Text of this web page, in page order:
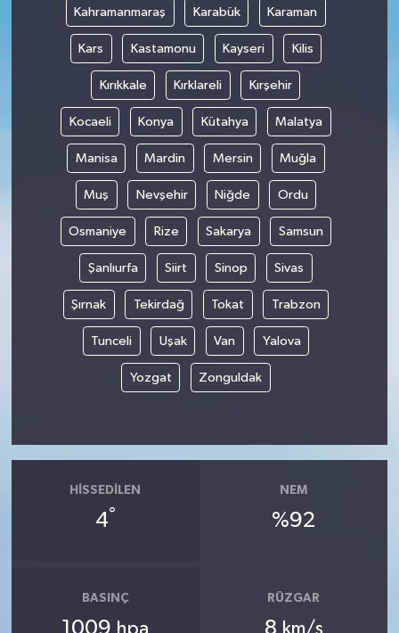
Kahramanmaraş Karabük Karaman
Kars Kastamonu Kayseri Kilis
Kırıkkale Kırklareli Kırşehir
Kocaeli Konya Kütahya Malatya
Manisa Mardin Mersin Muğla
Muş Nevşehir Niğde Ordu
Osmaniye Rize Sakarya Samsun
Şanlıurfa Siirt Sinop Sivas
Şırnak Tekirdağ Tokat Trabzon
Tunceli Uşak Van Yalova
Yozgat Zonguldak
HISSEDILEN
4°
NEM
%92
BASINÇ RÜZGAR